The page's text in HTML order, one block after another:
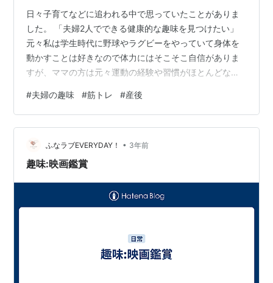
日々子育てなどに追われる中で思っていたことがありま
した。 「夫婦2人でできる健康的な趣味を見つけたい」
元々私は学生時代に野球やラグビーをやっていて身体を
動かすことは好きなので体力にはそこそこ自信がありま
すが、ママの方は元々運動の経験や習慣がほとんどな
えて長女の妊娠出産を経てさらに体力が低下した印象で
す… ただウォーキングやランニングもなかなか2人だけで
外に行ける時間はなく、2人でジムなんてもってのほか…
そんな中ある重大なことに気づきました。 「そもそも全
くママがその気になっていない…！」笑 これは大きな問
#夫婦の趣味 #筋トレ #産後
ふなラブEVERYDAY！ • 3年前
趣味:映画鑑賞